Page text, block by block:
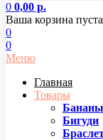
0 0,00 р.
Ваша корзина
0
0
Меню
Главная
Товары
Бананы
Бигуди